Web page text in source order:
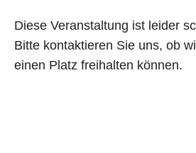
Diese Veranstaltung ist leider
Bitte kontaktieren Sie uns, ob
einen Platz freihalten können.